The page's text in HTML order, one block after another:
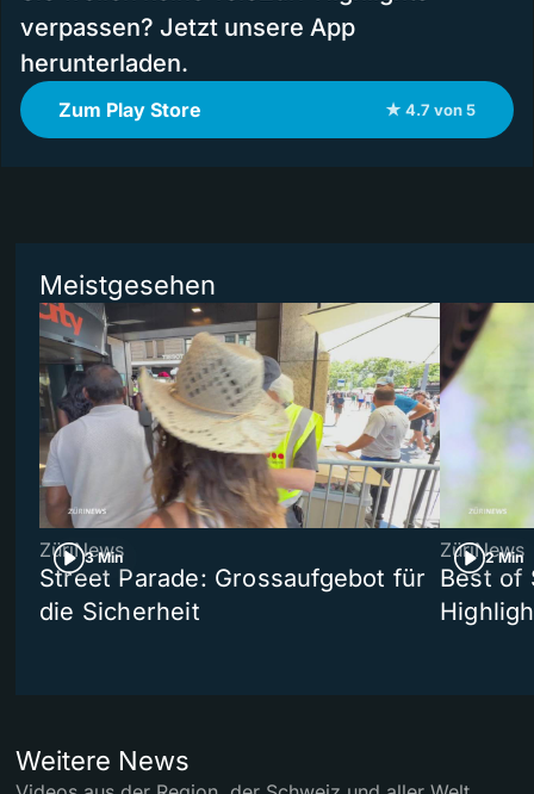
verpassen? Jetzt unsere App
herunterladen.
Zum Play Store ★ 4.7 von 5
Meistgesehen
3 Min
ZüriNews
Street Parade: Grossaufgebot für
die Sicherheit
2 Min
ZüriNews
Best of
Weitere News